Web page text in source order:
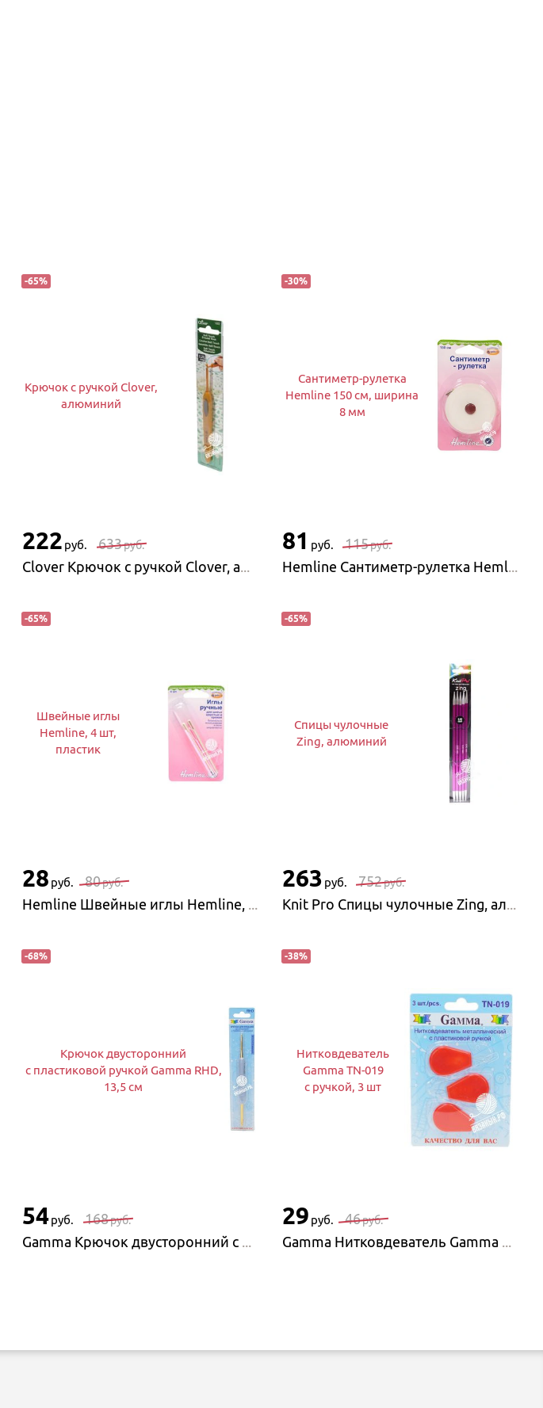
-65%
Крючок с ручкой Clover,
алюминий
222 руб. 633руб.
Clover Крючок с ручкой Clover, алюминий
-30%
Сантиметр-рулетка
Hemline 150 см, ширина
8 мм
81 руб. 115руб.
Hemline Сантиметр-рулетка Hemline 150 см, ширина 8 мм
-65%
Швейные иглы
Hemline, 4 шт,
пластик
28 руб. 80руб.
Hemline Швейные иглы Hemline, 4 шт, пластик
-65%
Спицы чулочные
Zing, алюминий
263 руб. 752руб.
Knit Pro Спицы чулочные Zing, алюминий
-68%
Крючок двусторонний
с пластиковой ручкой Gamma RHD,
13,5 см
54руб. 168руб.
Gamma Крючок двусторонний с пластиковой ручкой Gamma RHD, 13,5 см
-38%
Нитковдеватель
Gamma TN-019
с ручкой, 3 шт
29 руб. 46руб.
Gamma Нитковдеватель Gamma TN-019 с ручкой, 3 шт